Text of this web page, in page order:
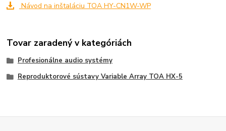
Návod na inštaláciu TOA HY-CN1W-WP
Tovar zaradený v kategóriách
Profesionálne audio systémy
Reproduktorové sústavy Variable Array TOA HX-5